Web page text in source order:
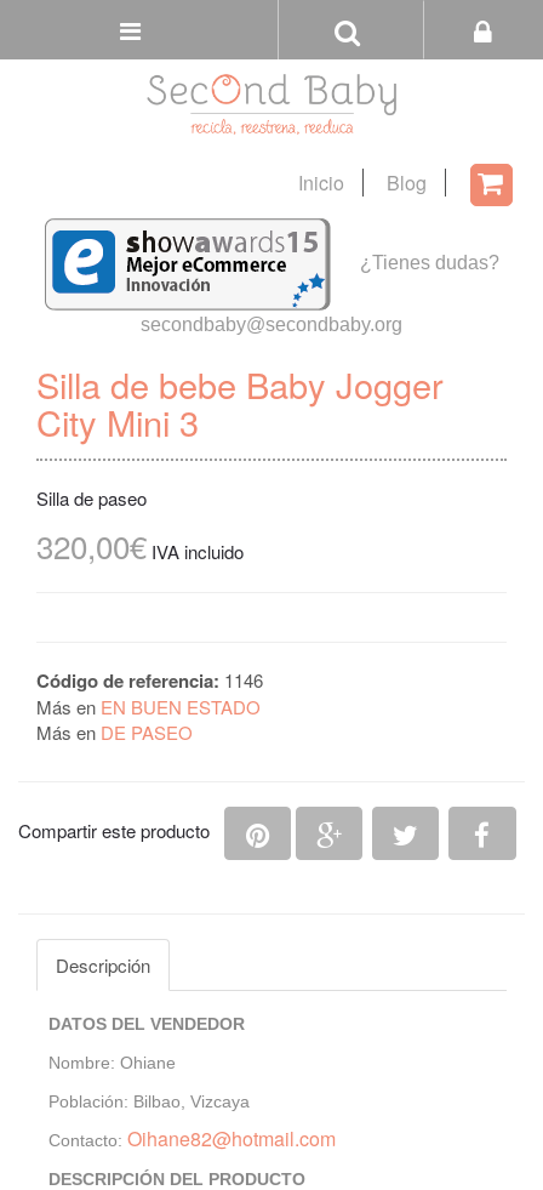
Tienda
Inicio Blog
¿Tienes dudas?
secondbaby@secondbaby.org
Silla de bebe Baby Jogger
City Mini 3
Silla de paseo
320,00€ IVA incluido
Código de referencia: 1146
Más en EN BUEN ESTADO
Más en DE PASEO
Compartir este producto Compartir en Pinterest
Compartir enCompartir
Descripción
DATOS DEL VENDEDOR
Nombre: Ohiane
Población: Bilbao, Vizcaya
Contacto: Oihane82@hotmail.com
DESCRIPCIÓN DEL PRODUCTO